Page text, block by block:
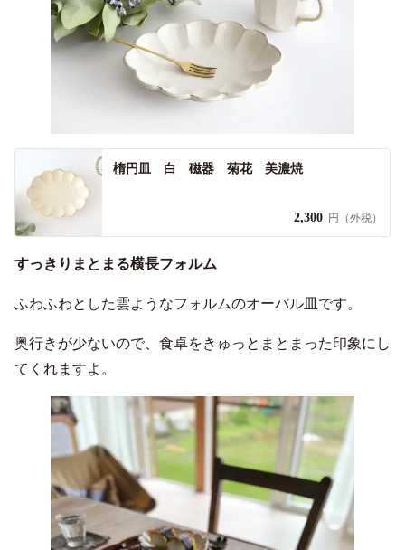
楕円皿 白 磁器 菊花 美濃焼
2,300 円（外税）
すっきりまとまる横長フォルム
ふわふわとした雲ようなフォルムのオーバル皿です。
奥行きが少ないので、食卓をきゅっとまとまった印象にし
てくれますよ。